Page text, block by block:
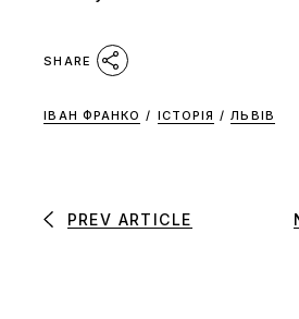
SHARE
ІВАН ФРАНКО / ІСТОРІЯ / ЛЬВІВ
PREV ARTICLE